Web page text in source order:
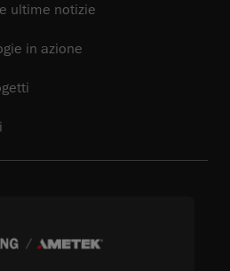
ultime notizie
in azione